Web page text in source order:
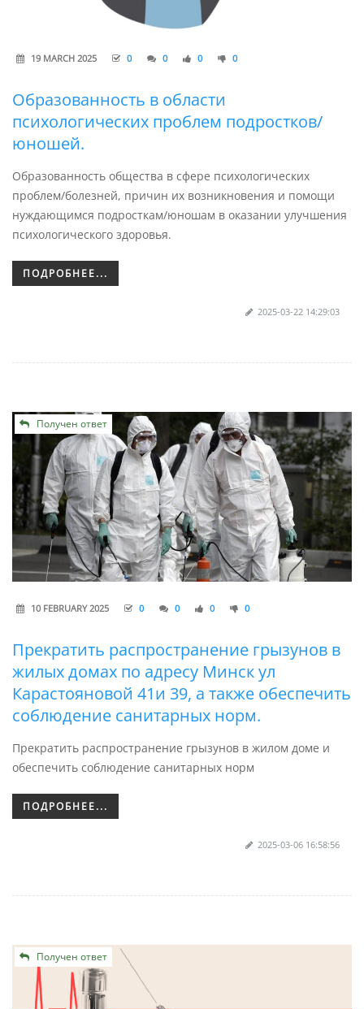
19 MARCH 2025 0 0 0 0
Образованность в области
психологических проблем подростков/
юношей.
Образованность общества в сфере психологических
проблем/болезней, причин их возникновения и помощи
нуждающимся подросткам/юношам в оказании улучшения
психологического здоровья.
ПОДРОБНЕЕ...
2025-03-22 14:29:03
Получен ответ
10 FEBRUARY 2025 0 0 0 0
Прекратить распространение грызунов в
жилых домах по адресу Минск ул
Карастояновой 41и 39, а также обеспечить
соблюдение санитарных норм.
Прекратить распространение грызунов в жилом доме и
обеспечить соблюдение санитарных норм
ПОДРОБНЕЕ...
2025-03-06 16:58:56
Получен ответ